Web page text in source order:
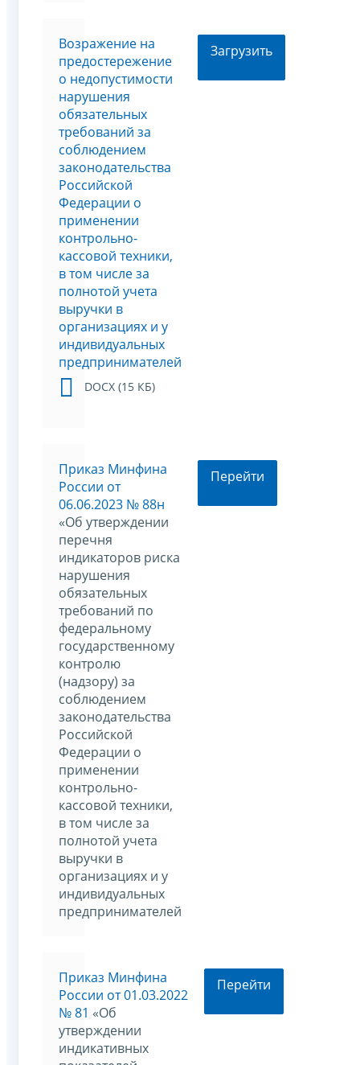
Возражение на
предостережение
о недопустимости
нарушения
обязательных
требований за
соблюдением
законодательства
Российской
Федерации о
применении
контрольно-
кассовой техники,
в том числе за
полнотой учета
выручки в
организациях и у
индивидуальных
предпринимателей
DOCX (15 КБ)
Загрузить
Приказ Минфина
России от
06.06.2023 № 88н
«Об утверждении
перечня
индикаторов риска
нарушения
обязательных
требований по
федеральному
государственному
контролю
(надзору) за
соблюдением
законодательства
Российской
Федерации о
применении
контрольно-
кассовой техники,
в том числе за
полнотой учета
выручки в
организациях и у
индивидуальных
предпринимателей
Перейти
Приказ Минфина
России от 01.03.2022
№ 81 «Об
утверждении
индикативных
Перейти